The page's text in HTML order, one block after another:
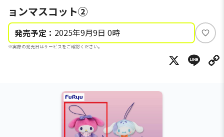
ョンマスコット②
発売予定： 2025年9月9日 0時
※実際の発売日はサービスをご確認ください。
い
ね
X